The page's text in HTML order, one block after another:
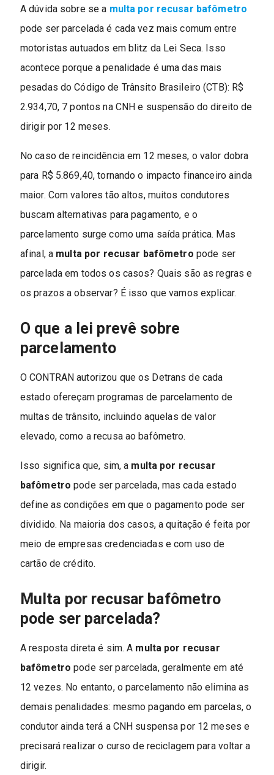
A dúvida sobre se a multa por recusar bafômetro
pode ser parcelada é cada vez mais comum entre
motoristas autuados em blitz da Lei Seca. Isso
acontece porque a penalidade é uma das mais
pesadas do Código de Trânsito Brasileiro (CTB): R$
2.934,70, 7 pontos na CNH e suspensão do direito de
dirigir por 12 meses.
No caso de reincidência em 12 meses, o valor dobra
para R$ 5.869,40, tornando o impacto financeiro ainda
maior. Com valores tão altos, muitos condutores
buscam alternativas para pagamento, e o
parcelamento surge como uma saída prática. Mas
afinal, a multa por recusar bafômetro pode ser
parcelada em todos os casos? Quais são as regras e
os prazos a observar? É isso que vamos explicar.
O que a lei prevê sobre
parcelamento
O CONTRAN autorizou que os Detrans de cada
estado ofereçam programas de parcelamento de
multas de trânsito, incluindo aquelas de valor
elevado, como a recusa ao bafômetro.
Isso significa que, sim, a multa por recusar
bafômetro pode ser parcelada, mas cada estado
define as condições em que o pagamento pode ser
dividido. Na maioria dos casos, a quitação é feita por
meio de empresas credenciadas e com uso de
cartão de crédito.
Multa por recusar bafômetro
pode ser parcelada?
A resposta direta é sim. A multa por recusar
bafômetro pode ser parcelada, geralmente em até
12 vezes. No entanto, o parcelamento não elimina as
demais penalidades: mesmo pagando em parcelas, o
condutor ainda terá a CNH suspensa por 12 meses e
precisará realizar o curso de reciclagem para voltar a
dirigir.